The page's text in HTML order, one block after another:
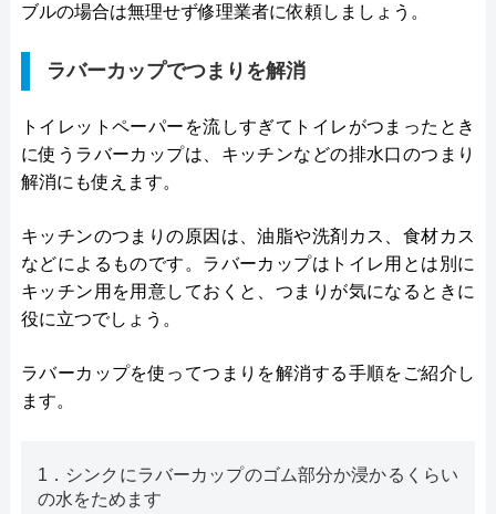
ブルの場合は無理せず修理業者に依頼しましょう。
ラバーカップでつまりを解消
トイレットペーパーを流しすぎてトイレがつまったとき
に使うラバーカップは、キッチンなどの排水口のつまり
解消にも使えます。
キッチンのつまりの原因は、油脂や洗剤カス、食材カス
などによるものです。ラバーカップはトイレ用とは別に
キッチン用を用意しておくと、つまりが気になるときに
役に立つでしょう。
ラバーカップを使ってつまりを解消する手順をご紹介し
ます。
1．シンクにラバーカップのゴム部分か浸かるくらい
の水をためます